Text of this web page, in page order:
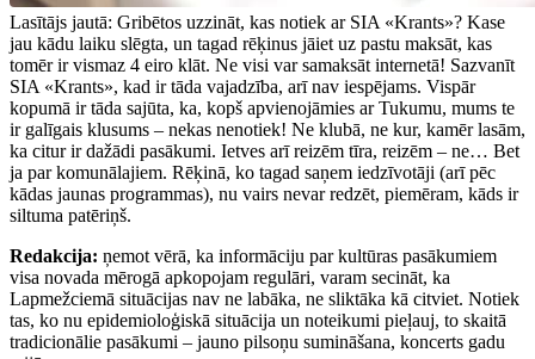
Lasītājs jautā: Gribētos uzzināt, kas notiek ar SIA «Krants»? Kase
jau kādu laiku slēgta, un tagad rēķinus jāiet uz pastu maksāt, kas
tomēr ir vismaz 4 eiro klāt. Ne visi var samaksāt internetā! Sazvanīt
SIA «Krants», kad ir tāda vajadzība, arī nav iespējams. Vispār
kopumā ir tāda sajūta, ka, kopš apvienojāmies ar Tukumu, mums te
ir galīgais klusums – nekas nenotiek! Ne klubā, ne kur, kamēr lasām,
ka citur ir dažādi pasākumi. Ietves arī reizēm tīra, reizēm – ne… Bet
ja par komunālajiem. Rēķinā, ko tagad saņem iedzīvotāji (arī pēc
kādas jaunas programmas), nu vairs nevar redzēt, piemēram, kāds ir
siltuma patēriņš.
Redakcija: ņemot vērā, ka informāciju par kultūras pasākumiem
visa novada mērogā apkopojam regulāri, varam secināt, ka
Lapmežciemā situācijas nav ne labāka, ne sliktāka kā citviet. Notiek
tas, ko nu epidemioloģiskā situācija un noteikumi pieļauj, to skaitā
tradicionālie pasākumi – jauno pilsoņu sumināšana, koncerts gadu